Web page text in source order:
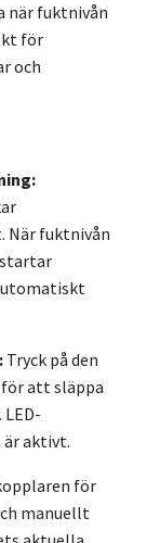
när fuktnivån
för
och
När fuktnivån
Tryck på den
att släppa
är aktivt.
för
manuellt